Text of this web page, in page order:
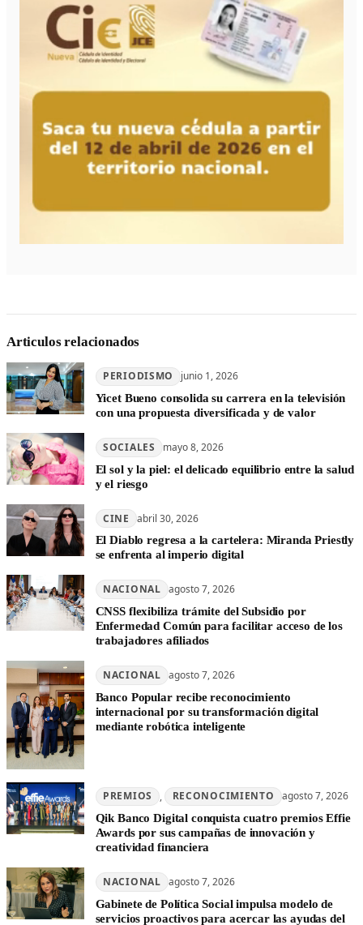
Articulos relacionados
PERIODISMO junio 1, 2026
Yicet Bueno consolida su carrera en la televisión
con una propuesta diversificada y de valor
SOCIALES mayo 8, 2026
El sol y la piel: el delicado equilibrio entre la salud
y el riesgo
CINE abril 30, 2026
El Diablo regresa a la cartelera: Miranda Priestly
se enfrenta al imperio digital
NACIONAL agosto 7, 2026
CNSS flexibiliza trámite del Subsidio por
Enfermedad Común para facilitar acceso de los
trabajadores afiliados
NACIONAL agosto 7, 2026
Banco Popular recibe reconocimiento
internacional por su transformación digital
mediante robótica inteligente
PREMIOS , RECONOCIMIENTO agosto 7, 2026
Qik Banco Digital conquista cuatro premios Effie
Awards por sus campañas de innovación y
creatividad financiera
NACIONAL agosto 7, 2026
Gabinete de Política Social impulsa modelo de
servicios proactivos para acercar las ayudas del